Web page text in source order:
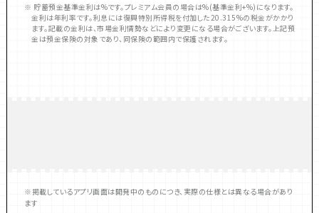
※ 貯蓄預金基準金利は%です。プレミアム会員の場合は%(基準金利+%)になります。
金利は年利率です。利息には復興特別所得税を付加した20.315%の税金がかかり
ます。記載の金利は、市場金利情勢などにより変更になる場合がございます。上記預
金は預金保険の対象であり、同保険の範囲内で保護されます。
※掲載しているアプリ画面は開発中のものにつき、実際の仕様とは異なる場合があり
ます